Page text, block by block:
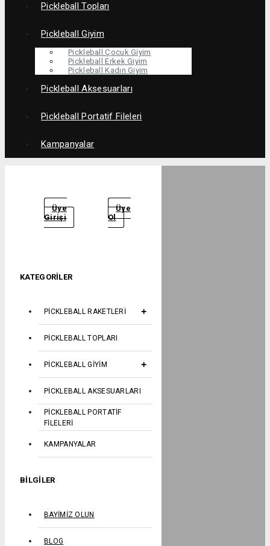
Pickleball Topları
Pickleball Giyim
Pickleball Çocuk Giyim
Pickleball Erkek Giyim
Pickleball Kadın Giyim
Pickleball Aksesuarları
Pickleball Portatif Fileleri
Kampanyalar
Üye
Girişi
Üye
Ol
KATEGORILER
PICKLEBALL RAKETLERI
PICKLEBALL TOPLARI
PICKLEBALL GIYIM
PICKLEBALL AKSESUARLARI
PICKLEBALL PORTATIF
FILELERI
KAMPANYALAR
BILGILER
BAYIMIZ OLUN
BLOG